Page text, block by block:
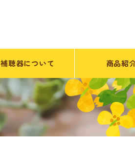
補聴器について 商品紹